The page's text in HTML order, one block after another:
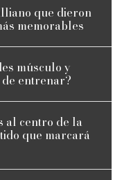
que dieron
memorables
músculo y
entrenar?
al centro de la
que marcará